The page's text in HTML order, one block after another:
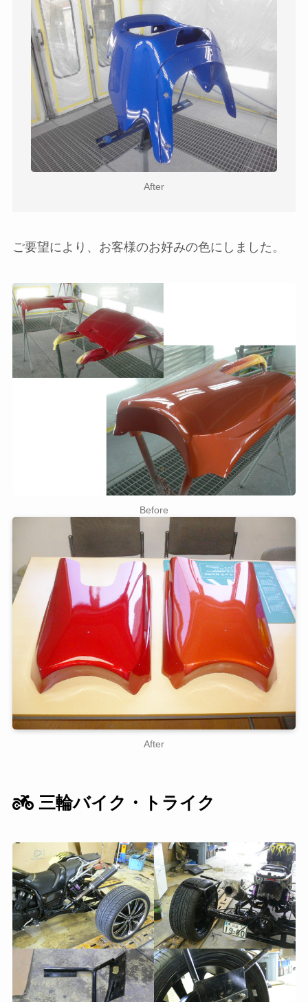
After
ご要望により、お客様のお好みの色にしました。
Before
After
三輪バイク・トライク